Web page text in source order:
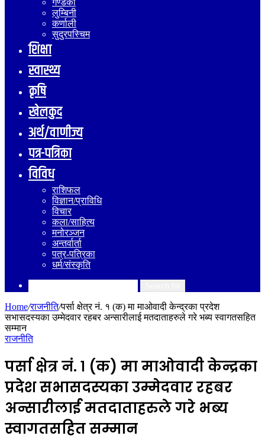
गण्डकी
लुम्बिनी
कर्णाली
सुदुरपस्चिम
शिक्षा
स्वास्थ्य
कृषि
खेलकुद
अर्थ/वाणीज्य
पत्र-पत्रिका
विविध
राशिफल
विज्ञान/प्राविधि
विचार
कला/साहित्य
मनोरञ्जन
अन्तर्वार्ता
पत्र-पत्रिका
धर्म/संस्कृति
Home/राजनीति/पर्सा क्षेत्र नं. १ (क) मा माओवादी केन्द्रका प्रदेश
सभासदस्यका उम्मेदवार रहबर अन्सारीलाई मतदाताहरुले गरे भब्य स्वागतसहित
सम्मान
राजनीति
पर्सा क्षेत्र नं. १ (क) मा माओवादी केन्द्रका
प्रदेश सभासदस्यका उम्मेदवार रहबर
अन्सारीलाई मतदाताहरुले गरे भब्य
स्वागतसहित सम्मान